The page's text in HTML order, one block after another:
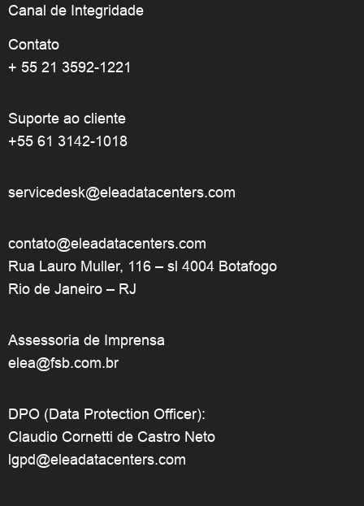
Canal de Integridade
Contato
+ 55 21 3592-1221
Suporte ao cliente
+55 61 3142-1018
servicedesk@eleadatacenters.com
contato@eleadatacenters.com
Rua Lauro Muller, 116 – sl 4004 Botafogo
Rio de Janeiro – RJ
Assessoria de Imprensa
elea@fsb.com.br
DPO (Data Protection Officer):
Claudio Cornetti de Castro Neto
lgpd@eleadatacenters.com